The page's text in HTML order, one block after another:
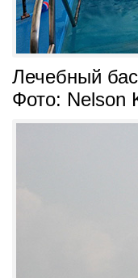
Лечебный
Фото: Nelson